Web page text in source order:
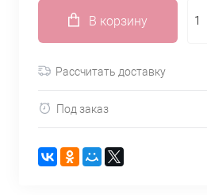
В корзину
Рассчитать доставку
Под заказ